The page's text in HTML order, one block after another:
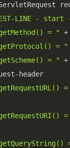
LINE -
= "
= "
= "
header